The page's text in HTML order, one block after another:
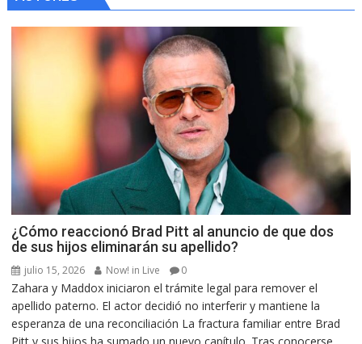
¿Cómo reaccionó Brad Pitt al anuncio de que dos
de sus hijos eliminarán su apellido?
julio 15, 2026 Now! in Live 0
Zahara y Maddox iniciaron el trámite legal para remover el
apellido paterno. El actor decidió no interferir y mantiene la
esperanza de una reconciliación La fractura familiar entre Brad